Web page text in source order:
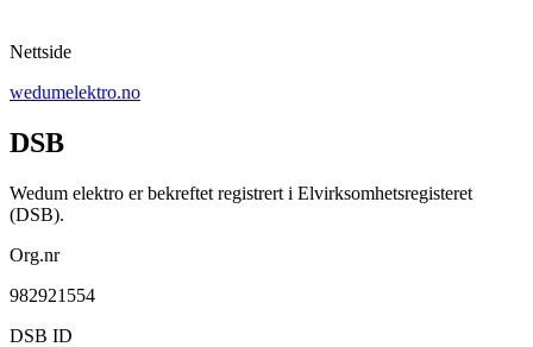
Nettside
wedumelektro.no
DSB
Wedum elektro er bekreftet registrert i Elvirksomhetsregisteret
(DSB).
Org.nr
982921554
DSB ID